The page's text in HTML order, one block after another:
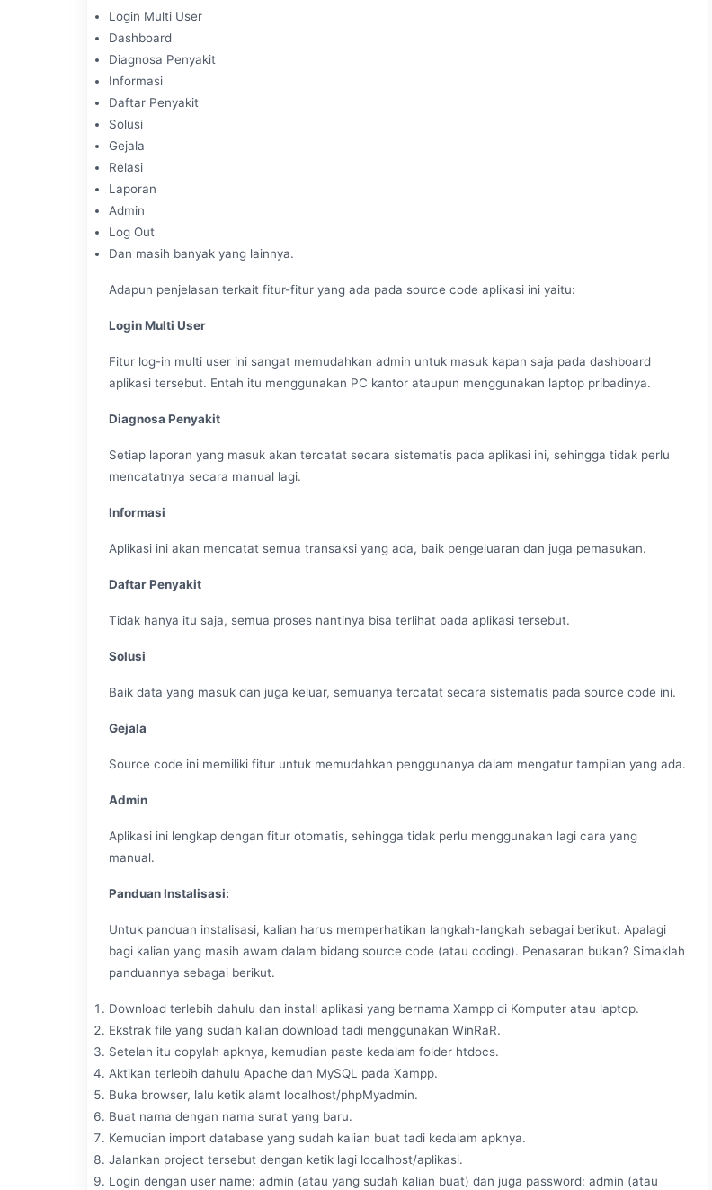
Login Multi User
Dashboard
Diagnosa Penyakit
Informasi
Daftar Penyakit
Solusi
Gejala
Relasi
Laporan
Admin
Log Out
Dan masih banyak yang lainnya.
Adapun penjelasan terkait fitur-fitur yang ada pada source code aplikasi ini yaitu:
Login Multi User
Fitur log-in multi user ini sangat memudahkan admin untuk masuk kapan saja pada dashboard
aplikasi tersebut. Entah itu menggunakan PC kantor ataupun menggunakan laptop pribadinya.
Diagnosa Penyakit
Setiap laporan yang masuk akan tercatat secara sistematis pada aplikasi ini, sehingga tidak perlu
mencatatnya secara manual lagi.
Informasi
Aplikasi ini akan mencatat semua transaksi yang ada, baik pengeluaran dan juga pemasukan.
Daftar Penyakit
Tidak hanya itu saja, semua proses nantinya bisa terlihat pada aplikasi tersebut.
Solusi
Baik data yang masuk dan juga keluar, semuanya tercatat secara sistematis pada source code ini.
Gejala
Source code ini memiliki fitur untuk memudahkan penggunanya dalam mengatur tampilan yang ada.
Admin
Aplikasi ini lengkap dengan fitur otomatis, sehingga tidak perlu menggunakan lagi cara yang
manual.
Panduan Instalisasi:
Untuk panduan instalisasi, kalian harus memperhatikan langkah-langkah sebagai berikut. Apalagi
bagi kalian yang masih awam dalam bidang source code (atau coding). Penasaran bukan? Simaklah
panduannya sebagai berikut.
Download terlebih dahulu dan install aplikasi yang bernama Xampp di Komputer atau laptop.
Ekstrak file yang sudah kalian download tadi menggunakan WinRaR.
Setelah itu copylah apknya, kemudian paste kedalam folder htdocs.
Aktikan terlebih dahulu Apache dan MySQL pada Xampp.
Buka browser, lalu ketik alamt localhost/phpMyadmin.
Buat nama dengan nama surat yang baru.
Kemudian import database yang sudah kalian buat tadi kedalam apknya.
Jalankan project tersebut dengan ketik lagi localhost/aplikasi.
Login dengan user name: admin (atau yang sudah kalian buat) dan juga password: admin (atau